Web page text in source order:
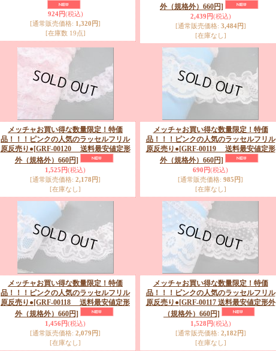
924円(税込)
[通常販売価格: 1,320円]
[在庫数 19点]
外（規格外）660円]
2,439円(税込)
[通常販売価格: 3,484円]
[在庫なし]
メッチャお買い得な数量限定！特価
品！！！ピンクの人気のラッセルフリル
原反売り●[GRF-00120 送料最安値定形
外（規格外）660円]
1,525円(税込)
[通常販売価格: 2,178円]
[在庫なし]
メッチャお買い得な数量限定！特価
品！！！ピンクの人気のラッセルフリル
原反売り●[GRF-00119 送料最安値定形
外（規格外）660円]
690円(税込)
[通常販売価格: 985円]
[在庫なし]
メッチャお買い得な数量限定！特価
品！！！ピンクの人気のラッセルフリル
原反売り●[GRF-00118 送料最安値定形
外（規格外）660円]
1,456円(税込)
[通常販売価格: 2,079円]
[在庫なし]
メッチャお買い得な数量限定！特価
品！！！ピンクの人気のラッセルフリル
原反売り●[GRF-00117 送料最安値定形外
（規格外）660円]
1,528円(税込)
[通常販売価格: 2,182円]
[在庫なし]